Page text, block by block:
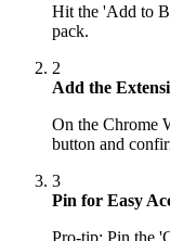
Hit the 'Add to
pack.
2
Add the
On the Chrome
button and
3
Pin for Easy
Pro-tip: Pin the